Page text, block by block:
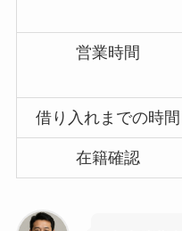
営業時間
借り入れまでの時間
在籍確認